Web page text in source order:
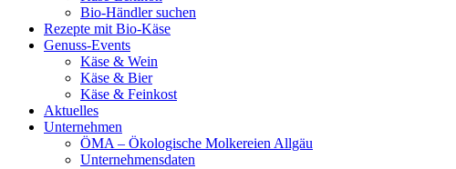
Bio-Händler suchen
Rezepte mit Bio-Käse
Genuss-Events
Käse & Wein
Käse & Bier
Käse & Feinkost
Aktuelles
Unternehmen
ÖMA – Ökologische Molkereien Allgäu
Unternehmensdaten